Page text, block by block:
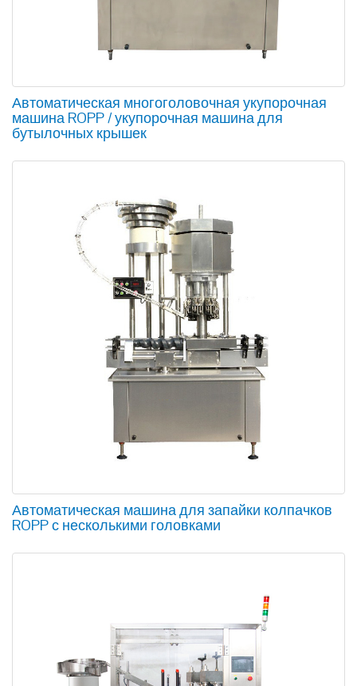
Автоматическая многоголовочная укупорочная
машина ROPP / укупорочная машина для
бутылочных крышек
Автоматическая машина для запайки колпачков
ROPP с несколькими головками